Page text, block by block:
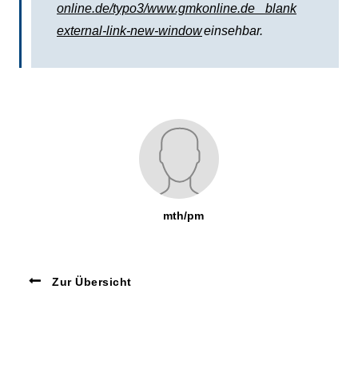
online.de/typo3/www.gmkonline.de _blank
external-link-new-windoweinsehbar.
mth/pm
Zur Übersicht